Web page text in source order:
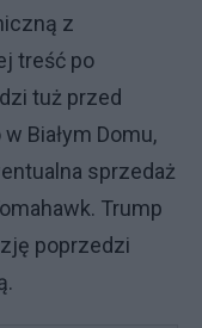
z
treść po
tuż przed
Białym Domu,
sprzedaż
Trump
poprzedzi